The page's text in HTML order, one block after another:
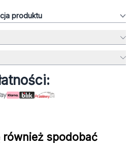
produktu
również spodobać